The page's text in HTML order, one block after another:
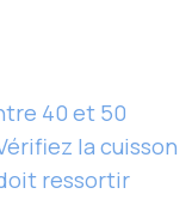
40 et 50
la cuisson
ressortir